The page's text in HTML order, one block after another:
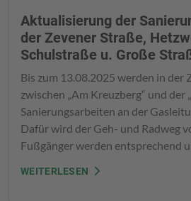
Aktualisierung der
der Zevener Straße,
Schulstraße u. Große
Bis zum 13.08.2025 werden in der
zwischen „Am Kreuzberg“ und der
Sanierungsarbeiten an der
Dafür wird der Geh- und Radweg
Fußgänger werden entsprechend
WEITERLESEN